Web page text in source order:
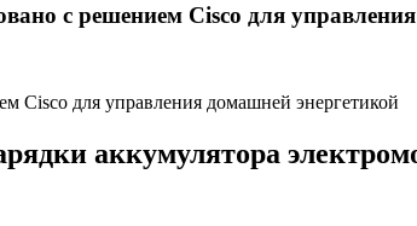
с решением Cisco для
аккумулятора